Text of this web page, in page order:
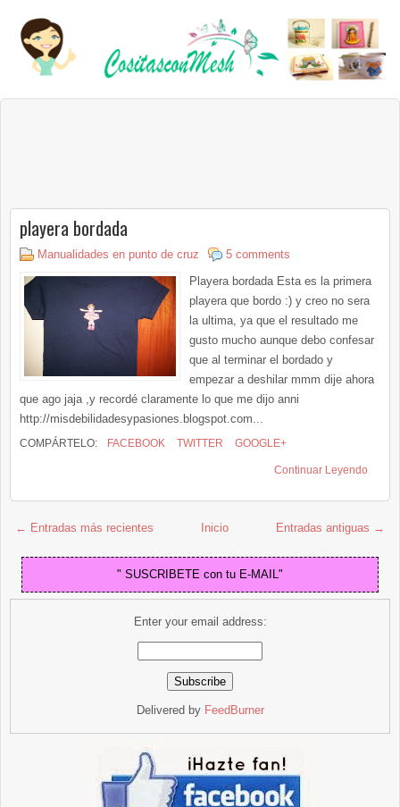
playera bordada
Manualidades en punto de cruz
5 comments
Playera bordada Esta es la primera
playera que bordo :) y creo no sera
la ultima, ya que el resultado me
gusto mucho aunque debo confesar
que al terminar el bordado y
empezar a deshilar mmm dije ahora
que ago jaja ,y recordé claramente lo que me dijo anni
http://misdebilidadesypasiones.blogspot.com...
COMPÁRTELO: FACEBOOK TWITTER GOOGLE+
Continuar Leyendo
← Entradas más recientes Entradas antiguas →
Inicio
" SUSCRIBETE con tu E-MAIL"
Enter your email address:
Delivered by FeedBurner